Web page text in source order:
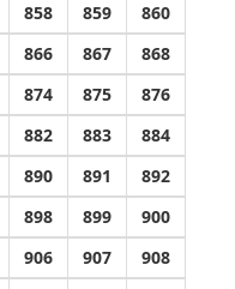
858 859
860
866 867
868
874 875
876
882 883
884
890 891
892
898 899
900
906 907
908